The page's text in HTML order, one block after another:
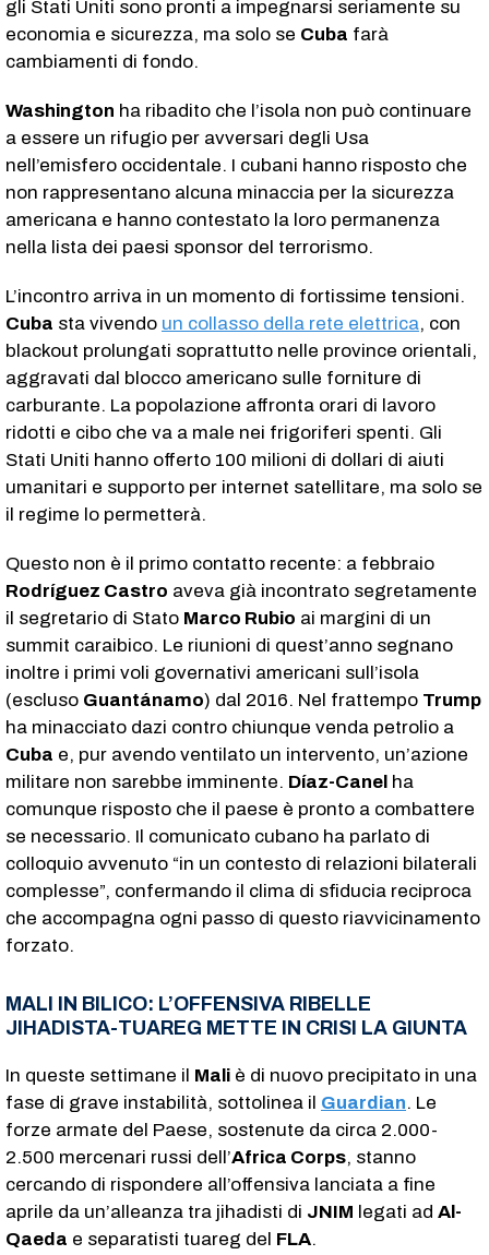
gli Stati Uniti sono pronti a impegnarsi seriamente su
economia e sicurezza, ma solo se Cuba farà
cambiamenti di fondo.
Washington ha ribadito che l’isola non può continuare
a essere un rifugio per avversari degli Usa
nell’emisfero occidentale. I cubani hanno risposto che
non rappresentano alcuna minaccia per la sicurezza
americana e hanno contestato la loro permanenza
nella lista dei paesi sponsor del terrorismo.
L’incontro arriva in un momento di fortissime tensioni.
Cuba sta vivendo un collasso della rete elettrica, con
blackout prolungati soprattutto nelle province orientali,
aggravati dal blocco americano sulle forniture di
carburante. La popolazione affronta orari di lavoro
ridotti e cibo che va a male nei frigoriferi spenti. Gli
Stati Uniti hanno offerto 100 milioni di dollari di aiuti
umanitari e supporto per internet satellitare, ma solo se
il regime lo permetterà.
Questo non è il primo contatto recente: a febbraio
Rodríguez Castro aveva già incontrato segretamente
il segretario di Stato Marco Rubio ai margini di un
summit caraibico. Le riunioni di quest’anno segnano
inoltre i primi voli governativi americani sull’isola
(escluso Guantánamo) dal 2016. Nel frattempo Trump
ha minacciato dazi contro chiunque venda petrolio a
Cuba e, pur avendo ventilato un intervento, un’azione
militare non sarebbe imminente. Díaz-Canel ha
comunque risposto che il paese è pronto a combattere
se necessario. Il comunicato cubano ha parlato di
colloquio avvenuto “in un contesto di relazioni bilaterali
complesse”, confermando il clima di sfiducia reciproca
che accompagna ogni passo di questo riavvicinamento
forzato.
MALI IN BILICO: L’OFFENSIVA RIBELLE
JIHADISTA-TUAREG METTE IN CRISI LA GIUNTA
In queste settimane il Mali è di nuovo precipitato in una
fase di grave instabilità, sottolinea il Guardian. Le
forze armate del Paese, sostenute da circa 2.000-
2.500 mercenari russi dell’Africa Corps, stanno
cercando di rispondere all’offensiva lanciata a fine
aprile da un’alleanza tra jihadisti di JNIM legati ad Al-
Qaeda e separatisti tuareg del FLA.